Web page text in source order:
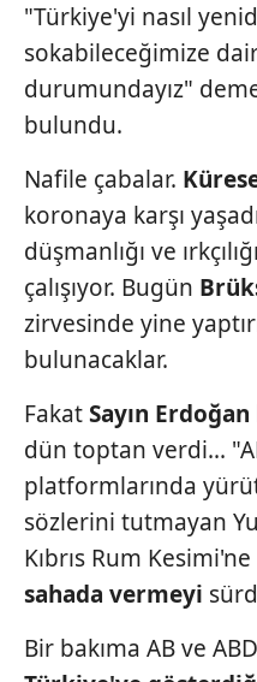
"Türkiye'yi nasıl
sokabileceğimize
durumundayız"
bulundu.
Nafile çabalar.
koronaya karşı
düşmanlığı ve
çalışıyor. Bugün
zirvesinde yine
bulunacaklar.
FakatSayın Erdoğan
dün toptan verdi...
platformlarında
sözlerini tutmayan
Kıbrıs Rum Kesimi'ne
sahada vermeyi
Bir bakıma AB ve